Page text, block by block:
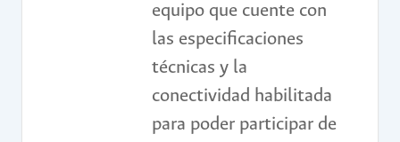
equipo que cuente con
las especificaciones
técnicas y la
conectividad habilitada
para poder participar de